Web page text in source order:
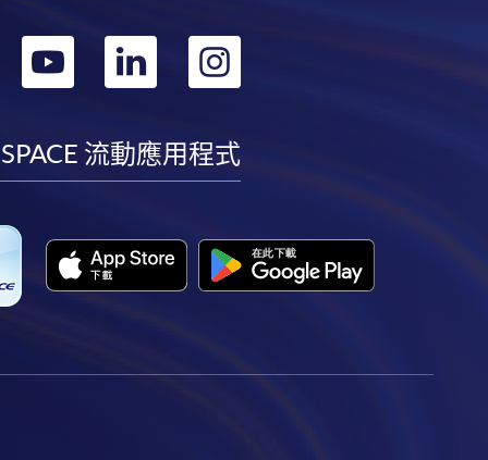
轉
youtube
轉
linkedin
轉
instagram
流動應用程式